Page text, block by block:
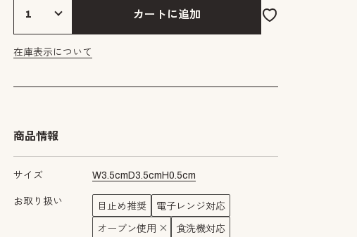
カートに追加
在庫表示について
商品情報
サイズ W3.5cm D3.5cm H0.5cm
お取り扱い 目止め推奨 電子レンジ対応
オーブン使用 食洗機対応